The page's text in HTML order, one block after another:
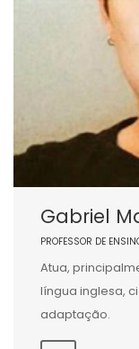
Gabriel
PROFESSOR DE
Atua,
língua inglesa,
adaptação.